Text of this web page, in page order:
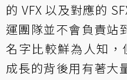
的 VFX 以及對應的
運團隊並不會負責站
名字比較鮮為人知，
成長的背後用有著大